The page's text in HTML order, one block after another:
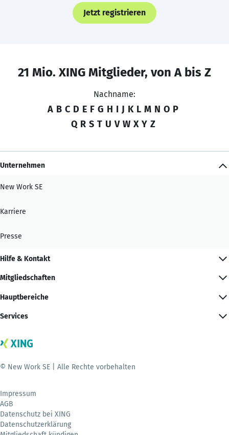
Jetzt registrieren
21 Mio. XING Mitglieder, von A bis Z
Nachname:
A B C D E F G H I J K L M N O P
Q R S T U V W X Y Z
Unternehmen
New Work SE
Karriere
Presse
Hilfe & Kontakt
Mitgliedschaften
Hauptbereiche
Services
© New Work SE | Alle Rechte vorbehalten
Impressum
AGB
Datenschutz bei XING
Datenschutzerklärung